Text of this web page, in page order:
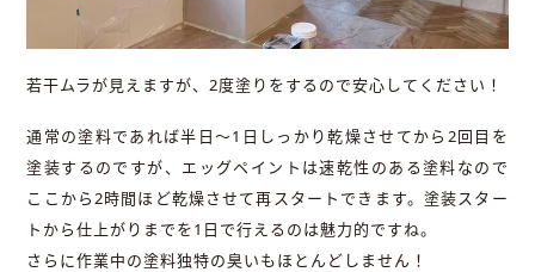
若干ムラが見えますが、2度塗りをするので安心してください！
通常の塗料であれば半日〜1日しっかり乾燥させてから2回目を
塗装するのですが、エッグペイントは速乾性のある塗料なので
ここから2時間ほど乾燥させて再スタートできます。塗装スター
トから仕上がりまでを1日で行えるのは魅力的ですね。
さらに作業中の塗料独特の臭いもほとんどしません！